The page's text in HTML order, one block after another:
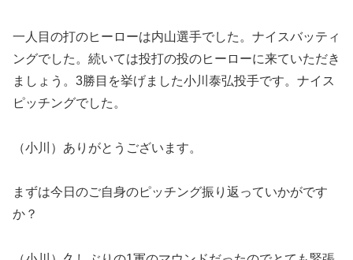
一人目の打のヒーローは内山選手でした。ナイスバッティ
ングでした。続いては投打の投のヒーローに来ていただき
ましょう。3勝目を挙げました小川泰弘投手です。ナイス
ピッチングでした。
（小川）ありがとうございます。
まずは今日のご自身のピッチング振り返っていかがです
か？